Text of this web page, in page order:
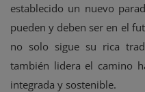
establecido un nuevo
pueden y deben ser en el
no solo sigue su rica
también lidera el camino
integrada y sostenible.